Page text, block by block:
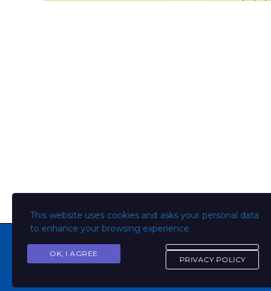
This website uses cookies and asks your personal data
to enhance your browsing experience.
OK, I AGREE
PRIVACY POLICY